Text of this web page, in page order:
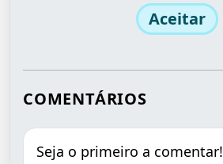
Aceitar
COMENTÁRIOS
Seja o primeiro a comentar!